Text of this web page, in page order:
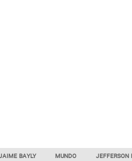
BAYLY MUNDO JEFFERSON